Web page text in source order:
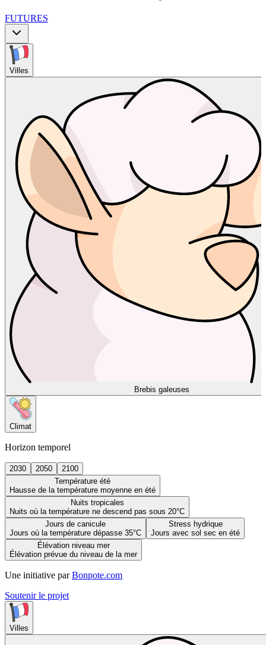
FUTURES
Villes
Brebis galeuses
Climat
Horizon temporel
2030 2050
2100
Température été
Hausse de la température moyenne en été
Nuits tropicales
Nuits où la température ne descend pas sous 20°C
Jours de canicule
Jours où la température dépasse 35°C
Stress hydrique
Jours avec sol sec en été
Élévation niveau mer
Élévation prévue du niveau de la mer
Une initiative par Bonpote.com
Soutenir le projet
Villes